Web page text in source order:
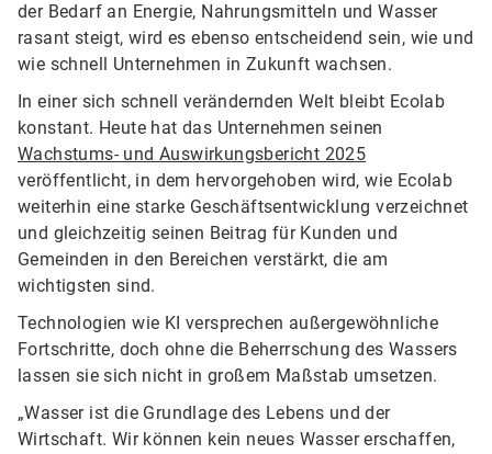
der Bedarf an Energie, Nahrungsmitteln und Wasser
rasant steigt, wird es ebenso entscheidend sein, wie und
wie schnell Unternehmen in Zukunft wachsen.
In einer sich schnell verändernden Welt bleibt Ecolab
konstant. Heute hat das Unternehmen seinen
Wachstums- und Auswirkungsbericht 2025
veröffentlicht, in dem hervorgehoben wird, wie Ecolab
weiterhin eine starke Geschäftsentwicklung verzeichnet
und gleichzeitig seinen Beitrag für Kunden und
Gemeinden in den Bereichen verstärkt, die am
wichtigsten sind.
Technologien wie KI versprechen außergewöhnliche
Fortschritte, doch ohne die Beherrschung des Wassers
lassen sie sich nicht in großem Maßstab umsetzen.
„Wasser ist die Grundlage des Lebens und der
Wirtschaft. Wir können kein neues Wasser erschaffen,